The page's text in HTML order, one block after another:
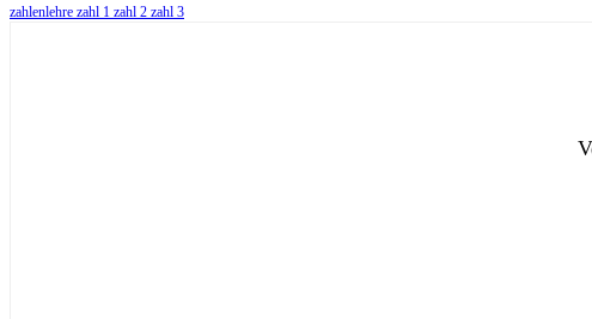
zahlenlehre zahl 1 zahl 2 zahl 3